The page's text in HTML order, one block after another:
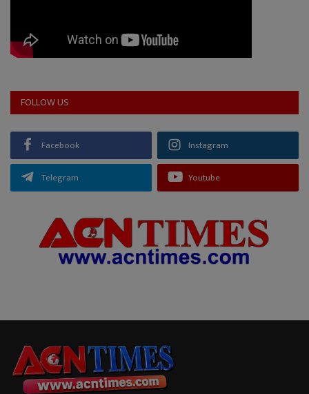
FOLLOW US
Facebook Instagram
Telegram Youtube